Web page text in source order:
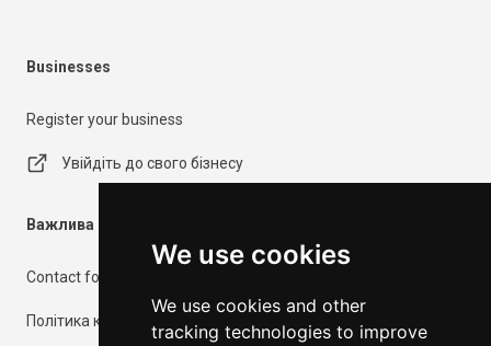
We use cookies
We use cookies and other
tracking technologies to improve
Businesses
Register your business
Увійдіть до свого бізнесу
Важлива інформація
Contact form
Політика конфіденційності